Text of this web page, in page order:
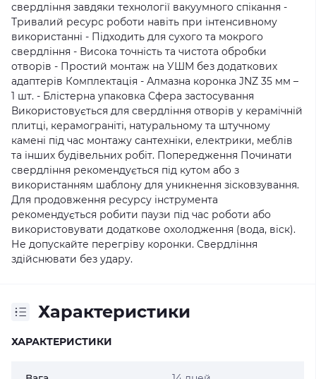
свердління завдяки технології вакуумного спікання -
Тривалий ресурс роботи навіть при інтенсивному
використанні - Підходить для сухого та мокрого
свердління - Висока точність та чистота обробки
отворів - Простий монтаж на УШМ без додаткових
адаптерів Комплектація - Алмазна коронка JNZ 35 мм –
1 шт. - Блістерна упаковка Сфера застосування
Використовується для свердління отворів у керамічній
плитці, керамограніті, натуральному та штучному
камені під час монтажу сантехніки, електрики, меблів
та інших будівельних робіт. Попередження Починати
свердління рекомендується під кутом або з
використанням шаблону для уникнення зісковзування.
Для продовження ресурсу інструмента
рекомендується робити паузи під час роботи або
використовувати додаткове охолодження (вода, віск).
Не допускайте перегріву коронки. Свердління
здійснювати без удару.
Характеристики
ХАРАКТЕРИСТИКИ